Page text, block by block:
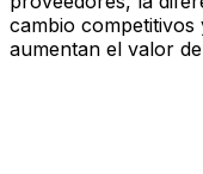
cambio competitivos
aumentan el valor